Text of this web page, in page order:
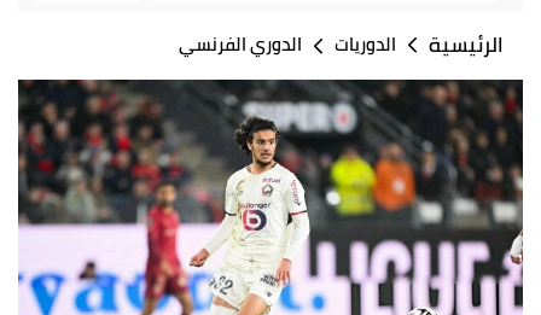
الرئيسية الدوريات الدوري الفرنسي